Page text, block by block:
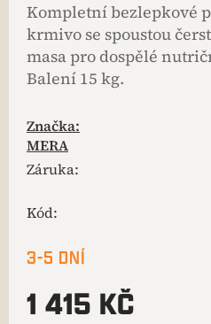
Kompletní bezlepkové
krmivo se spoustou
masa pro dospělé
Balení 15 kg.
Značka:
MERA
Záruka:
Kód:
3-5 DNÍ
1 415 KČ